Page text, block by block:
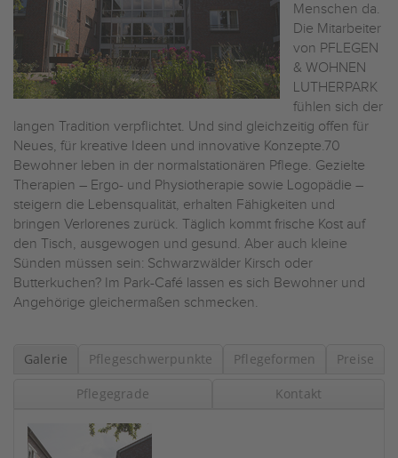
Menschen da.
Die Mitarbeiter
von PFLEGEN
& WOHNEN
LUTHERPARK
fühlen sich der
langen Tradition verpflichtet. Und sind gleichzeitig offen für
Neues, für kreative Ideen und innovative Konzepte.70
Bewohner leben in der normalstationären Pflege. Gezielte
Therapien – Ergo- und Physiotherapie sowie Logopädie –
steigern die Lebensqualität, erhalten Fähigkeiten und
bringen Verlorenes zurück. Täglich kommt frische Kost auf
den Tisch, ausgewogen und gesund. Aber auch kleine
Sünden müssen sein: Schwarzwälder Kirsch oder
Butterkuchen? Im Park-Café lassen es sich Bewohner und
Angehörige gleichermaßen schmecken.
Galerie Pflegeschwerpunkte Pflegeformen Preise
Pflegegrade Kontakt